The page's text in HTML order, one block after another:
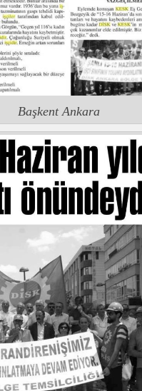
Başkent Ankara